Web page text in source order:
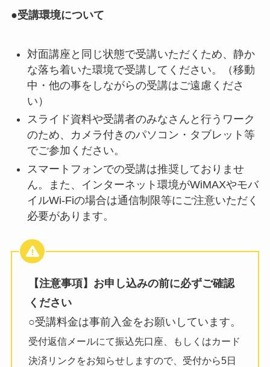
●受講環境について
対面講座と同じ状態で受講いただくため、静か
な落ち着いた環境で受講してください。（移動
中・他の事をしながらの受講はご遠慮くださ
い）
スライド資料や受講者のみなさんと行うワーク
のため、カメラ付きのパソコン・タブレット等
でご参加ください。
スマートフォンでの受講は推奨しておりませ
ん。また、インターネット環境がWiMAXやモバ
イルWi-Fiの場合は通信制限等にご注意いただく
必要があります。
【注意事項】お申し込みの前に必ずご確認
ください
○受講料金は事前入金をお願いしています。
受付返信メールにて振込先口座、もしくはカード
決済リンクをお知らせしますので、受付から5日